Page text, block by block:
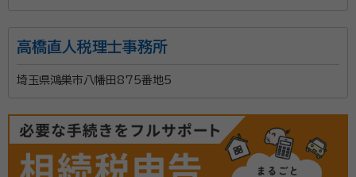
高橋直人税理士事務所
埼玉県鴻巣市八幡田875番地5